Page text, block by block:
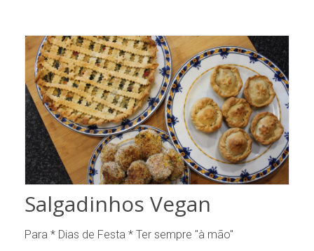
Salgadinhos Vegan
Para * Dias de Festa * Ter sempre "à mão"